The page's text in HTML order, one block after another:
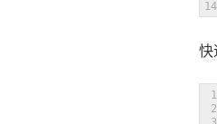
14
快
1
2